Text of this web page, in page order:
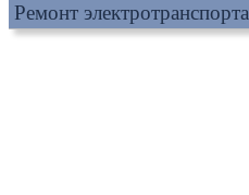
Ремонт электротранспорта